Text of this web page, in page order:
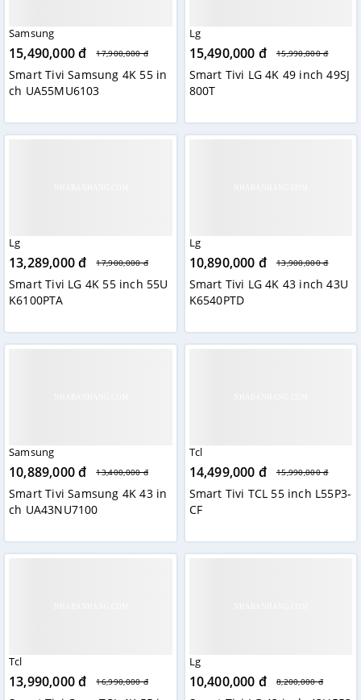
Samsung
15,490,000 đ 17,900,000 đ
Smart Tivi Samsung 4K 55 in
ch UA55MU6103
Lg
15,490,000 đ 15,990,000 đ
Smart Tivi LG 4K 49 inch 49SJ
800T
Lg
13,289,000 đ 17,900,000 đ
Smart Tivi LG 4K 55 inch 55U
K6100PTA
Lg
10,890,000 đ 13,900,000 đ
Smart Tivi LG 4K 43 inch 43U
K6540PTD
Samsung
10,889,000 đ 13,400,000 đ
Smart Tivi Samsung 4K 43 in
ch UA43NU7100
Tcl
14,499,000 đ 15,990,000 đ
Smart Tivi TCL 55 inch L55P3-
CF
Tcl
13,990,000 đ 16,990,000 đ
Lg
10,400,000 đ 8,200,000 đ